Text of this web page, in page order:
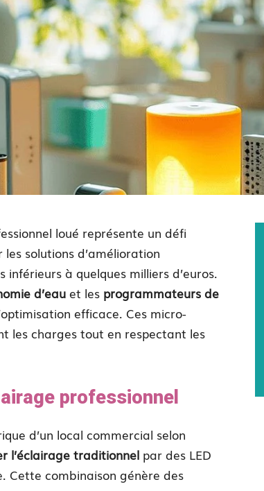
loué représente un défi
solutions d’amélioration
à quelques milliers d’euros.
d’eauet les programmateurs de
efficace. Ces micro-
les charges tout en respectant les
professionnel
d’un local commercial selon
l’éclairage traditionnel par des LED
Cette combinaison génère des